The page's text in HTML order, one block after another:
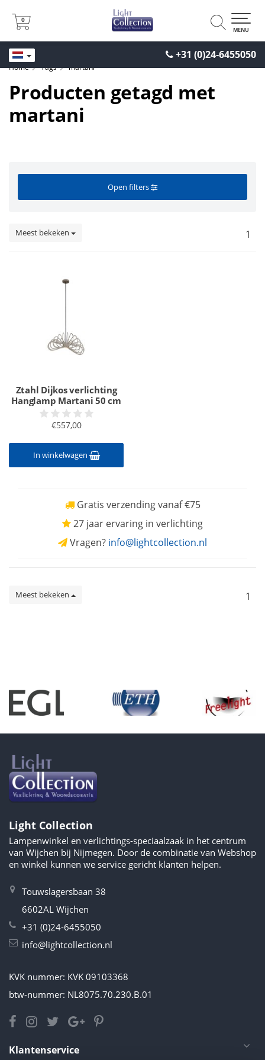
+31 (0)24-6455050
0
0
MENU
Home Tags martani
Producten getagd met
martani
Open filters
Meest bekeken 1
Ztahl Dijkos verlichting
Hanglamp Martani 50 cm
€557,00
In winkelwagen
Gratis verzending vanaf €75
27 jaar ervaring in verlichting
Vragen? info@lightcollection.nl
Meest bekeken 1
Light Collection
Lampenwinkel en verlichtings-speciaalzaak in het centrum
van Wijchen bij Nijmegen. Door de combinatie van Webshop
en winkel kunnen we service gericht klanten helpen.
Touwslagersbaan 38
6602AL Wijchen
+31 (0)24-6455050
info@lightcollection.nl
KVK nummer: KVK 09103368
btw-nummer: NL8075.70.230.B.01
Klantenservice